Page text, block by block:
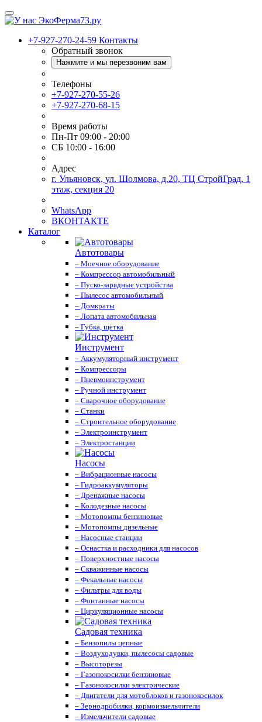
+7-927-270-24-59 Контакты
Обратный звонок
Нажмите и мы перезвоним вам
Телефоны
+7-927-270-55-26
+7-927-270-68-15
Время работы
Пн-Пт 09:00 - 20:00
СБ 10:00 - 16:00
Адрес
г. Ульяновск, ул. Шолмова, д.20, ТЦ СтройГрад, 1
этаж, секция 20
WhatsApp
ВКОНТАКТЕ
Каталог
Автотовары
– Моечное оборудование
– Компрессор автомобильный
– Пуско-зарядные устройства
– Пылесос автомобильный
– Домкраты
– Лопата автомобильная
– Губка, щётка
Инструмент
– Аккумуляторный инструмент
– Компрессоры
– Пневмоинструмент
– Ручной инструмент
– Сварочное оборудование
– Станки
– Строительное оборудование
– Электроинструмент
– Электростанции
Насосы
– Вибрационные насосы
– Гидроаккумуляторы
– Дренажные насосы
– Колодезные насосы
– Мотопомпы бензиновые
– Мотопомпы дизельные
– Насосные станции
– Оснастка и расходники для насосов
– Поверхностные насосы
– Скважинные насосы
– Фекальные насосы
– Фильтры для воды
– Фонтанные насосы
– Циркуляционные насосы
Садовая техника
– Бензопилы цепные
– Воздуходувки, пылесосы садовые
– Высоторезы
– Газонокосилки бензиновые
– Газонокосилки электрические
– Двигатели для мотоблоков и газонокосилок
– Зернодробилки, кормоизмельчители
– Измельчители садовые